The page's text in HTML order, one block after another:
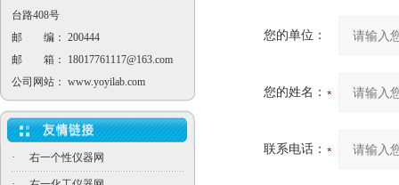
台路408号
邮 编： 200444
邮 箱：
18017761117@163.com
公司网站： www.yoyilab.com
· 右一个性仪器网
您的单位：
您的姓名：
联系电话：